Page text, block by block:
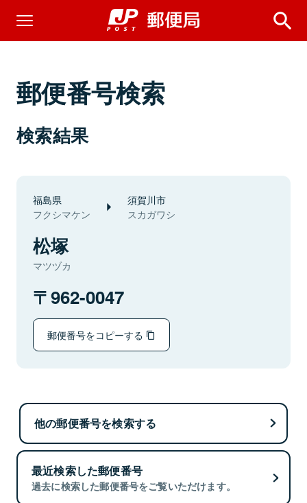
郵便番号検索
検索結果
福島県
フクシマケン
須賀川市
スカガワシ
松塚
マツヅカ
962-0047
郵便番号をコピーする
他の郵便番号を検索する
最近検索した郵便番号
過去に検索した郵便番号をご覧いただけます。